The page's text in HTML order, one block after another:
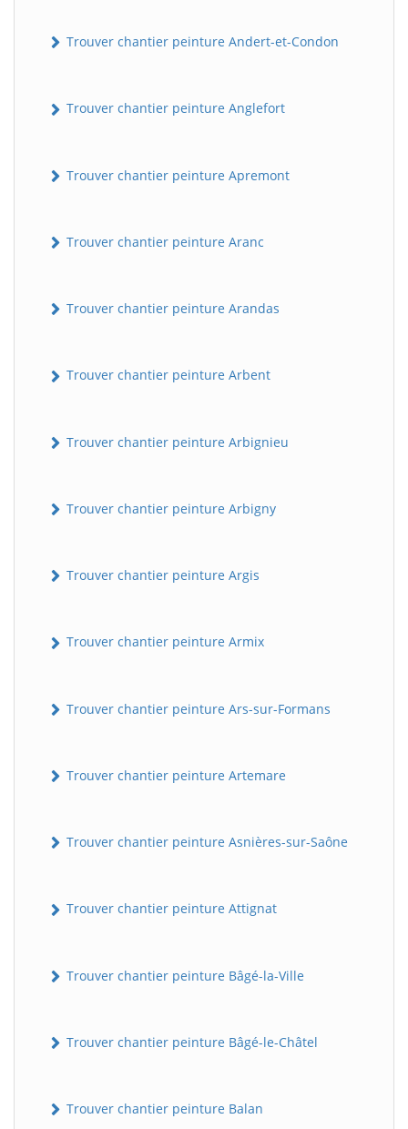
Trouver chantier peinture Andert-et-Condon
Trouver chantier peinture Anglefort
Trouver chantier peinture Apremont
Trouver chantier peinture Aranc
Trouver chantier peinture Arandas
Trouver chantier peinture Arbent
Trouver chantier peinture Arbignieu
Trouver chantier peinture Arbigny
Trouver chantier peinture Argis
Trouver chantier peinture Armix
Trouver chantier peinture Ars-sur-Formans
Trouver chantier peinture Artemare
Trouver chantier peinture Asnières-sur-Saône
Trouver chantier peinture Attignat
Trouver chantier peinture Bâgé-la-Ville
Trouver chantier peinture Bâgé-le-Châtel
Trouver chantier peinture Balan